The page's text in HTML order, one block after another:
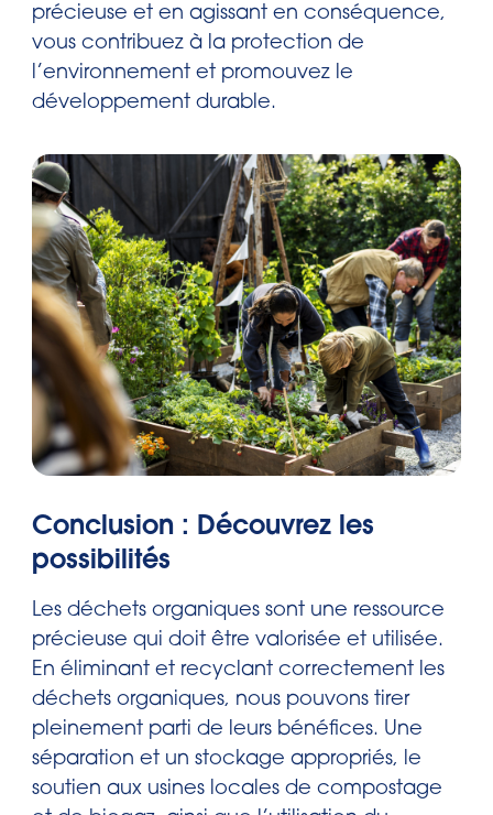
précieuse et en agissant en conséquence,
vous contribuez à la protection de
l’environnement et promouvez le
développement durable.
Conclusion : Découvrez les
possibilités
Les déchets organiques sont une ressource
précieuse qui doit être valorisée et utilisée.
En éliminant et recyclant correctement les
déchets organiques, nous pouvons tirer
pleinement parti de leurs bénéfices. Une
séparation et un stockage appropriés, le
soutien aux usines locales de compostage